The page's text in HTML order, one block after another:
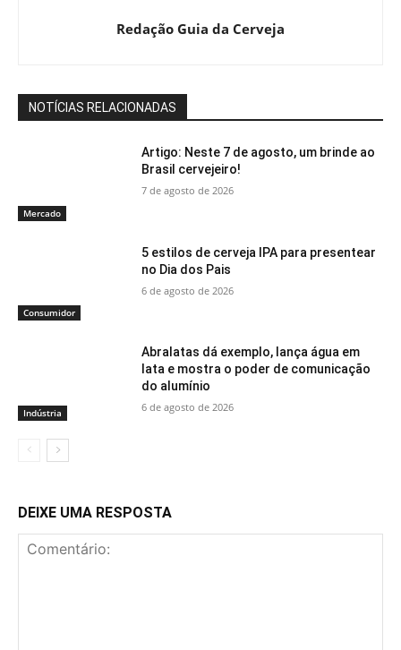
Redação Guia da Cerveja
NOTÍCIAS RELACIONADAS
Mercado
Artigo: Neste 7 de agosto, um brinde ao
Brasil cervejeiro!
7 de agosto de 2026
Consumidor
5 estilos de cerveja IPA para presentear
no Dia dos Pais
6 de agosto de 2026
Indústria
Abralatas dá exemplo, lança água em
lata e mostra o poder de comunicação
do alumínio
6 de agosto de 2026
DEIXE UMA RESPOSTA